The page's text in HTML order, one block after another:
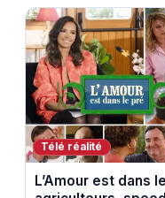
Télé réalité
L’Amour est dans